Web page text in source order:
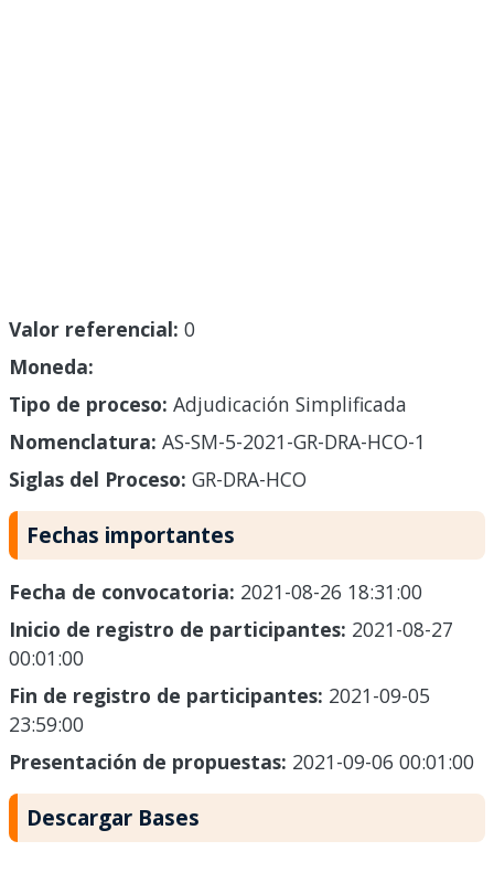
Valor referencial: 0
Moneda:
Tipo de proceso: Adjudicación Simplificada
Nomenclatura: AS-SM-5-2021-GR-DRA-HCO-1
Siglas del Proceso: GR-DRA-HCO
Fechas importantes
Fecha de convocatoria: 2021-08-26 18:31:00
Inicio de registro de participantes: 2021-08-27
00:01:00
Fin de registro de participantes: 2021-09-05
23:59:00
Presentación de propuestas: 2021-09-06 00:01:00
Descargar Bases